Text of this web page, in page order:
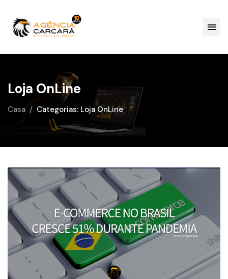
Loja OnLine
Casa Categorias: Loja OnLine